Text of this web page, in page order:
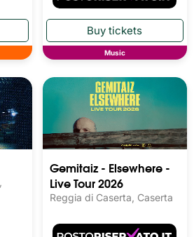
Music
Gemitaiz - Elsewhere -
Live Tour 2026
Reggia di Caserta, Caserta